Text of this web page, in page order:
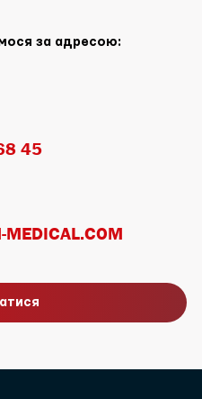
за адресою:
45
MEDICAL.COM